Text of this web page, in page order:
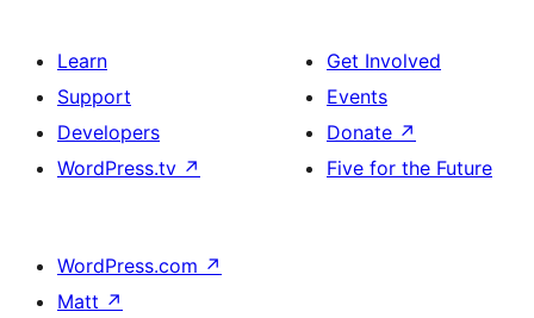
Learn
Support
Developers
WordPress.tv ↗
Get Involved
Events
Donate ↗
Five for the Future
WordPress.com ↗
Matt ↗